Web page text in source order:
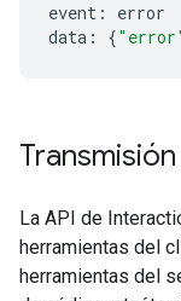
event :
error
data : {
La API de
herramientas del
herramientas del